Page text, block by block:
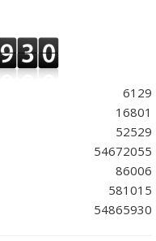
6129
16801
52529
54672055
86006
581015
54865930